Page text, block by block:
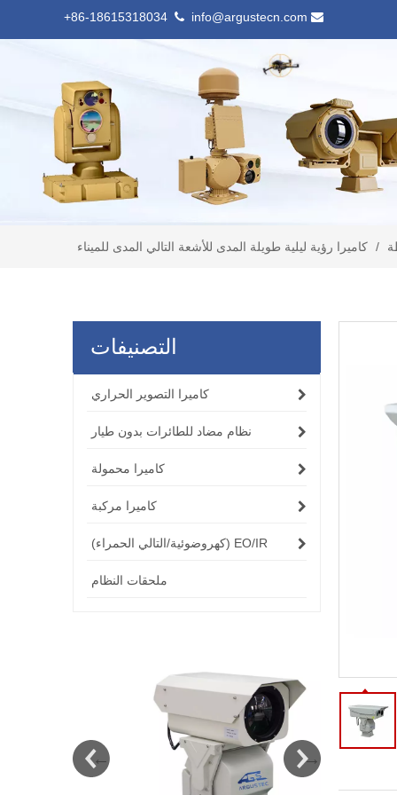
info@argustecn.com 
/ كاميرا رؤية ليلية طويلة المدى للأشعة التالي المدى للميناء
التصنيفات
كاميرا التصوير الحراري
نظام مضاد للطائرات بدون طيار
كاميرا محمولة
كاميرا مركبة
EO/IR (كهروضوئية/التالي الحمراء)
ملحقات النظام